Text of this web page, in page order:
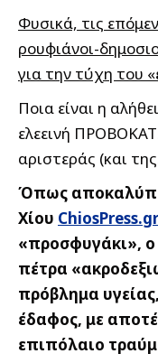
Φυσικά, τις
ρουφιάνοι-
για την τύχη του
Ποια είναι η
ελεεινή
αριστεράς (και
Όπως
Χίου ChiosPress.gr
«προσφυγάκι»,
πέτρα
πρόβλημα
έδαφος, με
επιπόλαιο